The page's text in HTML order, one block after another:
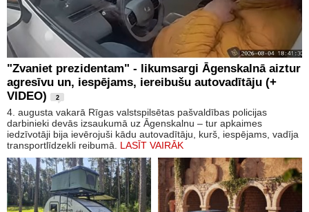
"Zvaniet prezidentam" - likumsargi Āgenskalnā aiztur
agresīvu un, iespējams, iereibušu autovadītāju (+
VIDEO)
2
4. augusta vakarā Rīgas valstspilsētas pašvaldības policijas
darbinieki devās izsaukumā uz Āgenskalnu – tur apkaimes
iedzīvotāji bija ievērojuši kādu autovadītāju, kurš, iespējams, vadīja
transportlīdzekli reibumā. LASĪT VAIRĀK